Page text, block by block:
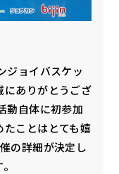
ジョイバスケッ
にありがとうござ
動自体に初参加
たことはとても嬉
の詳細が決定し